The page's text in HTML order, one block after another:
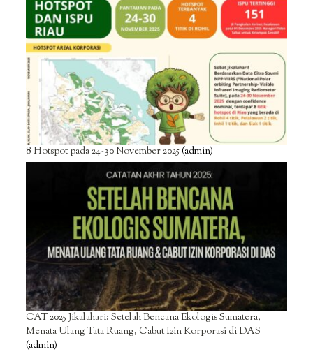
8 Hotspot pada 24-30 November 2025(admin)
CAT 2025 Jikalahari: Setelah Bencana Ekologis Sumatera,
Menata Ulang Tata Ruang, Cabut Izin Korporasi di DAS
(admin)